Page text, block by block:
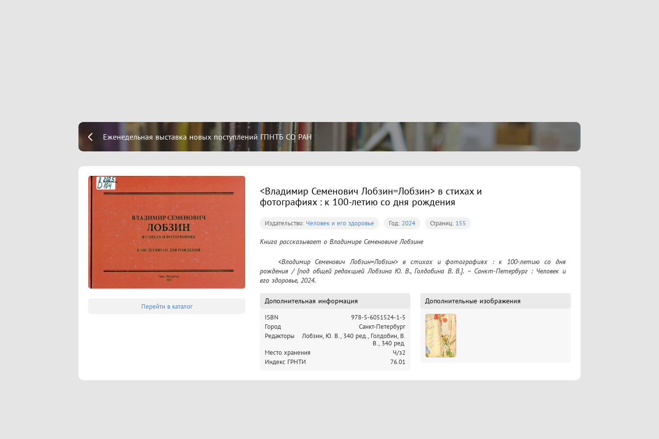
Еженедельная выставка новых поступлений ГПНТБ СО РАН
Перейти в каталог
<Владимир Семенович Лобзин=Лобзин> в стихах и
фотографиях : к 100-летию со дня рождения
Издательство: Человек и его здоровье Год: 2024 Страниц: 155
Книга рассказывает о Владимире Семеновиче Лобзине
рождения / [под общей редакцией Лобзина Ю. В., Голдобина В. В.]. – Санкт-Петербург : Человек и
его здоровье, 2024.
Дополнительная информация
ISBN
978-5-6051524-1-5
Город
Санкт-Петербург
Редакторы
Лобзин, Ю. В., 340 ред., Голдобин, В.
В., 340 ред.
Место хранения
Ч/з2
Индекс ГРНТИ
76.01
Дополнительные изображения